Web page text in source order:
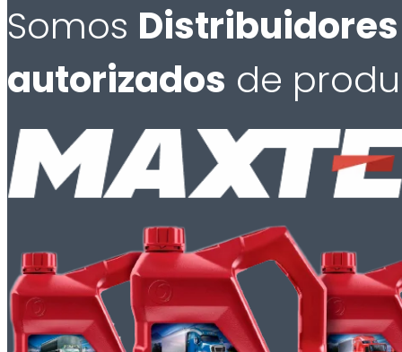
Somos Distribuidores
autorizados de